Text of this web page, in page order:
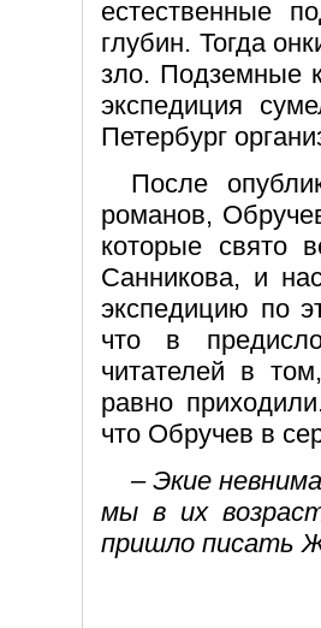
естественные
глубин. Тогда
зло. Подземные
экспедиция
Петербург
После
романов,
которые свято
Санникова, и
экспедицию по
что в
читателей в
равно
что Обручев в
– Экие
мы в их
пришло писать